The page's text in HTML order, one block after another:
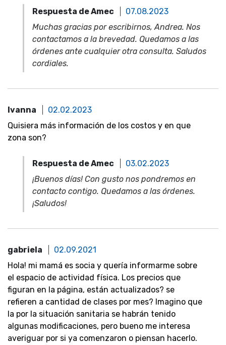
Respuesta de Amec
07.08.2023
Muchas gracias por escribirnos, Andrea. Nos
contactamos a la brevedad. Quedamos a las
órdenes ante cualquier otra consulta. Saludos
cordiales.
Ivanna
02.02.2023
Quisiera más información de los costos y en que
zona son?
Respuesta de Amec
03.02.2023
¡Buenos días! Con gusto nos pondremos en
contacto contigo. Quedamos a las órdenes.
¡Saludos!
gabriela
02.09.2021
Hola! mi mamá es socia y quería informarme sobre
el espacio de actividad física. Los precios que
figuran en la página, están actualizados? se
refieren a cantidad de clases por mes? Imagino que
la por la situación sanitaria se habrán tenido
algunas modificaciones, pero bueno me interesa
averiguar por si ya comenzaron o piensan hacerlo.